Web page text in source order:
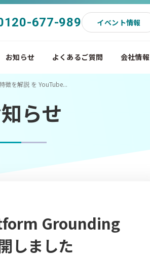
677-989 イベント情報
お知らせ よくあるご質問 会社情報
を解説 を YouTube...
らせ
Grounding
しました